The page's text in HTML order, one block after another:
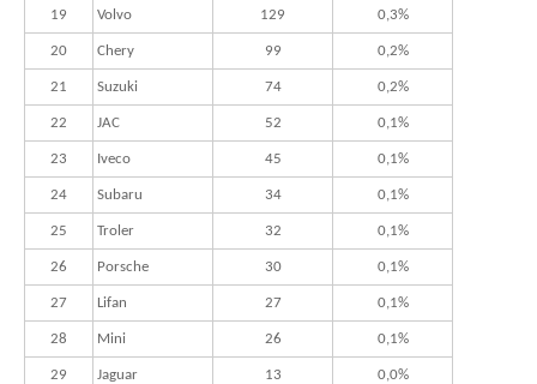
19 Volvo 129 0,3%
20 Chery 99 0,2%
21 Suzuki 74 0,2%
22 JAC 52 0,1%
23 Iveco 45 0,1%
24 Subaru 34 0,1%
25 Troler 32 0,1%
26 Porsche 30 0,1%
27 Lifan 27 0,1%
28 Mini 26 0,1%
29 Jaguar 13 0,0%